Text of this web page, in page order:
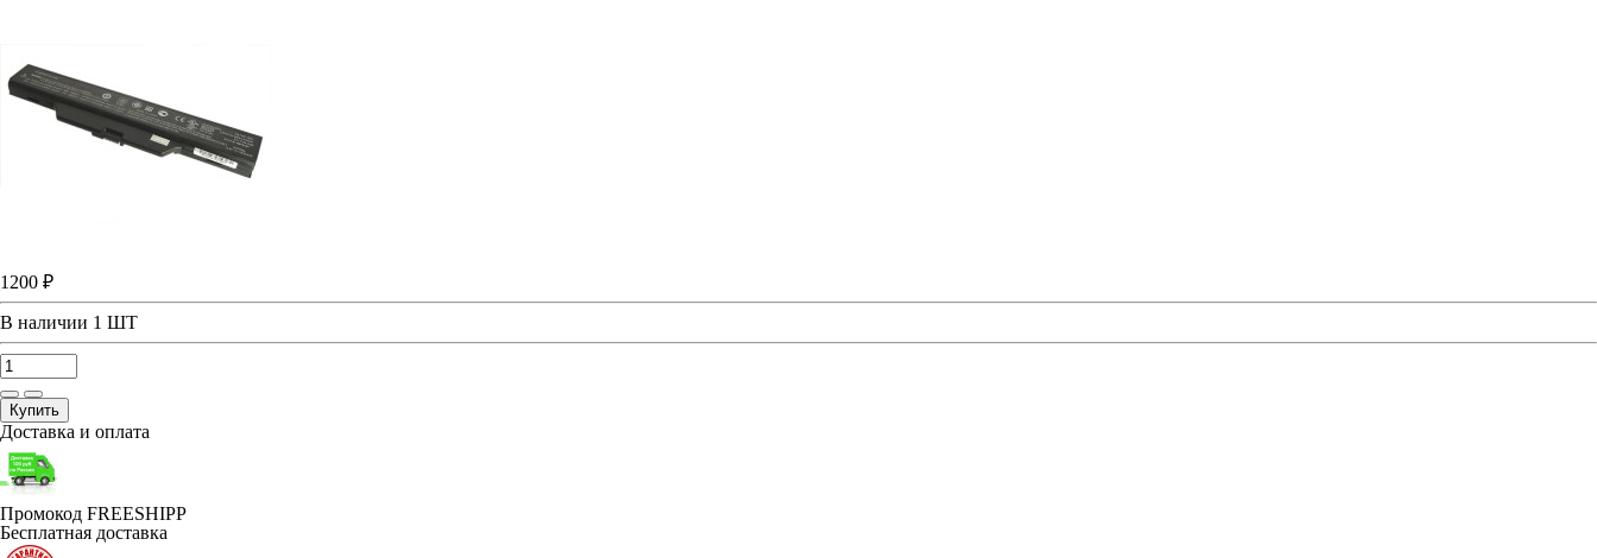
1200 ₽
В наличии 1 ШТ
Купить
Доставка и оплата
Промокод FREESHIPP
Бесплатная доставка